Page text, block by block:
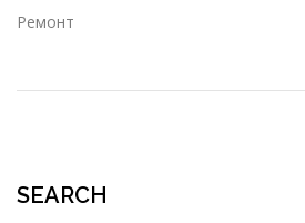
Ремонт
SEARCH